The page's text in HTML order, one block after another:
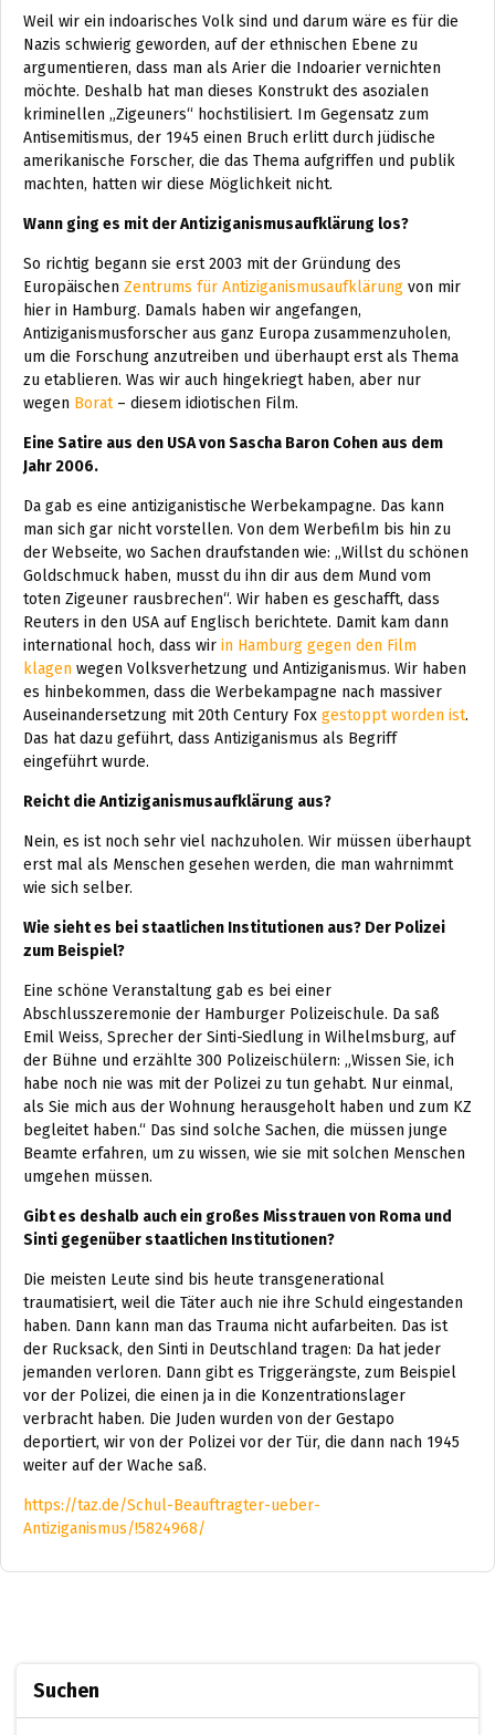
Weil wir ein indoarisches Volk sind und darum wäre es für die
Nazis schwierig geworden, auf der ethnischen Ebene zu
argumentieren, dass man als Arier die Indoarier vernichten
möchte. Deshalb hat man dieses Konstrukt des asozialen
kriminellen „Zigeuners“ hochstilisiert. Im Gegensatz zum
Antisemitismus, der 1945 einen Bruch erlitt durch jüdische
amerikanische Forscher, die das Thema aufgriffen und publik
machten, hatten wir diese Möglichkeit nicht.
Wann ging es mit der Antiziganismusaufklärung los?
So richtig begann sie erst 2003 mit der Gründung des
Europäischen Zentrums für Antiziganismusaufklärung von mir
hier in Hamburg. Damals haben wir angefangen,
Antiziganismusforscher aus ganz Europa zusammenzuholen,
um die Forschung anzutreiben und überhaupt erst als Thema
zu etablieren. Was wir auch hingekriegt haben, aber nur
wegen Borat– diesem idiotischen Film.
Eine Satire aus den USA von Sascha Baron Cohen aus dem
Jahr 2006.
Da gab es eine antiziganistische Werbekampagne. Das kann
man sich gar nicht vorstellen. Von dem Werbefilm bis hin zu
der Webseite, wo Sachen draufstanden wie: „Willst du schönen
Goldschmuck haben, musst du ihn dir aus dem Mund vom
toten Zigeuner rausbrechen“. Wir haben es geschafft, dass
Reuters in den USA auf Englisch berichtete. Damit kam dann
international hoch, dass wir in Hamburg gegen den Film
klagen wegen Volksverhetzung und Antiziganismus. Wir haben
es hinbekommen, dass die Werbekampagne nach massiver
Auseinandersetzung mit 20th Century Fox gestoppt worden ist.
Das hat dazu geführt, dass Antiziganismus als Begriff
eingeführt wurde.
Reicht die Antiziganismusaufklärung aus?
Nein, es ist noch sehr viel nachzuholen. Wir müssen überhaupt
erst mal als Menschen gesehen werden, die man wahrnimmt
wie sich selber.
Wie sieht es bei staatlichen Institutionen aus? Der Polizei
zum Beispiel?
Eine schöne Veranstaltung gab es bei einer
Abschlusszeremonie der Hamburger Polizeischule. Da saß
Emil Weiss, Sprecher der Sinti-Siedlung in Wilhelmsburg, auf
der Bühne und erzählte 300 Polizeischülern: „Wissen Sie, ich
habe noch nie was mit der Polizei zu tun gehabt. Nur einmal,
als Sie mich aus der Wohnung herausgeholt haben und zum KZ
begleitet haben.“ Das sind solche Sachen, die müssen junge
Beamte erfahren, um zu wissen, wie sie mit solchen Menschen
umgehen müssen.
Gibt es deshalb auch ein großes Misstrauen von Roma und
Sinti gegenüber staatlichen Institutionen?
Die meisten Leute sind bis heute transgenerational
traumatisiert, weil die Täter auch nie ihre Schuld eingestanden
haben. Dann kann man das Trauma nicht aufarbeiten. Das ist
der Rucksack, den Sinti in Deutschland tragen: Da hat jeder
jemanden verloren. Dann gibt es Triggerängste, zum Beispiel
vor der Polizei, die einen ja in die Konzentrationslager
verbracht haben. Die Juden wurden von der Gestapo
deportiert, wir von der Polizei vor der Tür, die dann nach 1945
weiter auf der Wache saß.
https://taz.de/Schul-Beauftragter-ueber-
Antiziganismus/!5824968/
Suchen